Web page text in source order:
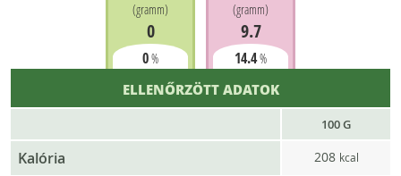
(gramm)
0
0%
(gramm)
9.7
14.4%
ELLENŐRZÖTT ADATOK
100 G
Kalória 208 kcal